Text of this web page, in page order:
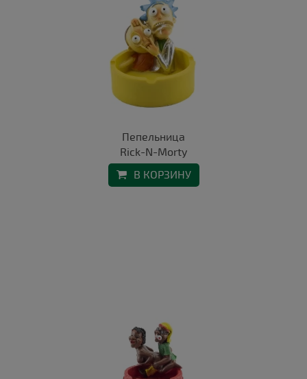
Пепельница
Rick-N-Morty
В КОРЗИНУ